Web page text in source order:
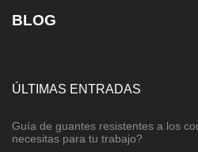
BLOG
ÚLTIMAS ENTRADAS
Guía de guantes resistentes a los
necesitas para tu trabajo?